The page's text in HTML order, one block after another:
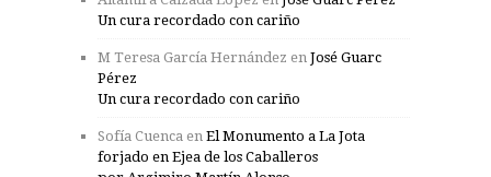
Un cura recordado con cariño
M Teresa García Hernández en José Guarc
Pérez
Un cura recordado con cariño
Sofía Cuenca en El Monumento a La Jota
forjado en Ejea de los Caballeros